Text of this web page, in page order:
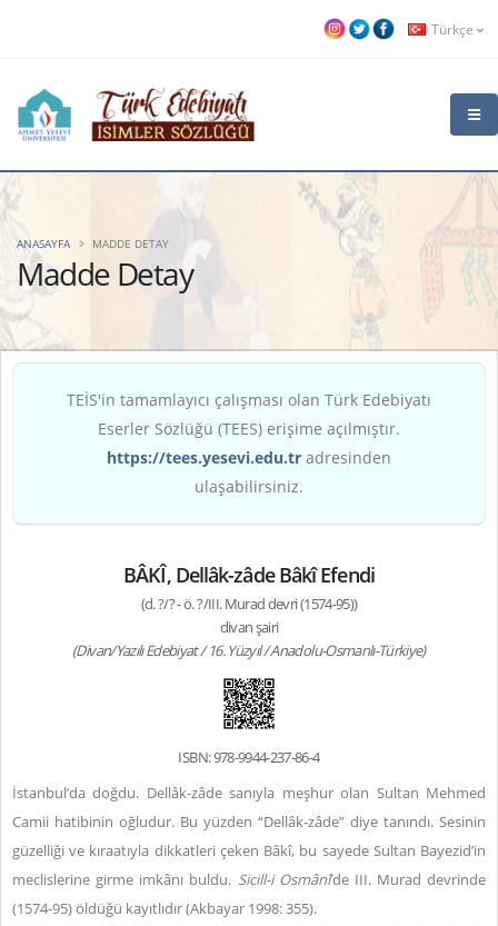
Türkçe
Madde Detay
ANASAYFA MADDE DETAY
TEİS'in tamamlayıcı çalışması olan Türk Edebiyatı
Eserler Sözlüğü (TEES) erişime açılmıştır.
https://tees.yesevi.edu.tr adresinden
ulaşabilirsiniz.
BÂKÎ, Dellâk-zâde Bâkî Efendi
(d. ?/? - ö. ?/III. Murad devri (1574-95))
divan şairi
(Divan/Yazılı Edebiyat / 16. Yüzyıl / Anadolu-Osmanlı-Türkiye)
ISBN: 978-9944-237-86-4
İstanbul’da doğdu. Dellâk-zâde sanıyla meşhur olan Sultan Mehmed
Camii hatibinin oğludur. Bu yüzden “Dellâk-zâde” diye tanındı. Sesinin
güzelliği ve kıraatıyla dikkatleri çeken Bâkî, bu sayede Sultan Bayezid’in
meclislerine girme imkânı buldu. Sicill-i Osmânî’de III. Murad devrinde
(1574-95) öldüğü kayıtlıdır (Akbayar 1998: 355).